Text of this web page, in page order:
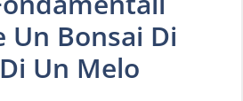
Un Bonsai Di
Un Melo